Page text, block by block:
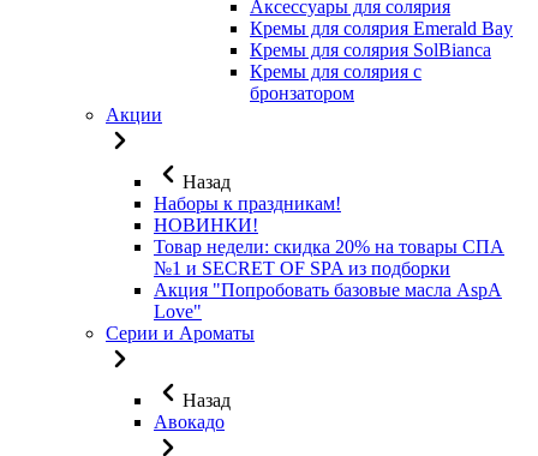
Аксессуары для солярия
Кремы для солярия Emerald Bay
Кремы для солярия SolBianca
Кремы для солярия с
бронзатором
Акции
Назад
Наборы к праздникам!
НОВИНКИ!
Товар недели: скидка 20% на товары СПА
№1 и SECRET OF SPA из подборки
Акция "Попробовать базовые масла AspA
Love"
Серии и Ароматы
Назад
Авокадо